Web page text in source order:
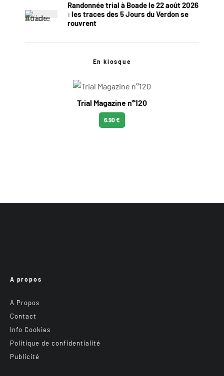
Randonnée trial à Boade le 22 août 2026
: les traces des 5 Jours du Verdon se
rouvrent
En kiosque
Trial Magazine n°120
6.90 €
A propos
A Propos
Contact
Info Cookies
Politique de confidentialité
Publicité